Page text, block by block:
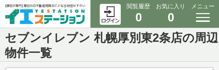
閲覧履歴
0
お気に入り
0
メニュー
セブンイレブン 札幌厚別東2条店の周辺
物件一覧